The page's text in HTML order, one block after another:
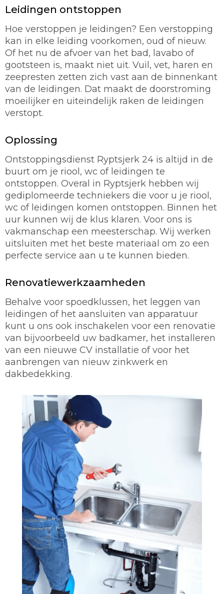
Leidingen ontstoppen
Hoe verstoppen je leidingen? Een verstopping
kan in elke leiding voorkomen, oud of nieuw.
Of het nu de afvoer van het bad, lavabo of
gootsteen is, maakt niet uit. Vuil, vet, haren en
zeepresten zetten zich vast aan de binnenkant
van de leidingen. Dat maakt de doorstroming
moeilijker en uiteindelijk raken de leidingen
verstopt.
Oplossing
Ontstoppingsdienst Ryptsjerk 24 is altijd in de
buurt om je riool, wc of leidingen te
ontstoppen. Overal in Ryptsjerk hebben wij
gediplomeerde techniekers die voor u je riool,
wc of leidingen komen ontstoppen. Binnen het
uur kunnen wij de klus klaren. Voor ons is
vakmanschap een meesterschap. Wij werken
uitsluiten met het beste materiaal om zo een
perfecte service aan u te kunnen bieden.
Renovatiewerkzaamheden
Behalve voor spoedklussen, het leggen van
leidingen of het aansluiten van apparatuur
kunt u ons ook inschakelen voor een renovatie
van bijvoorbeeld uw badkamer, het installeren
van een nieuwe CV installatie of voor het
aanbrengen van nieuw zinkwerk en
dakbedekking.